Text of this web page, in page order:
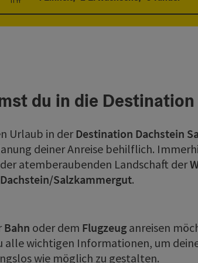
Einheitenanzahl und Personenfelder
du in die Destination
Urlaub in derDestination Dachstein
deiner Anreise behilflich.
atemberaubenden Landschaft der
Dachstein/Salzkammergut.
Bahn oder dem Flugzeug anreisen
alle wichtigen Informationen, um
wie möglich zu gestalten.